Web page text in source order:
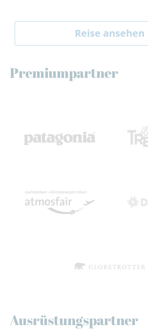
Reise ansehen
Premiumpartner
Ausrüstungspartner